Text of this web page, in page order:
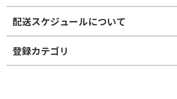
※商品ランクは出品者の主観により判断し
かじめご了承ください。
ホイールランク
配送スケジュールについて
登録カテゴリ
タイヤのみ